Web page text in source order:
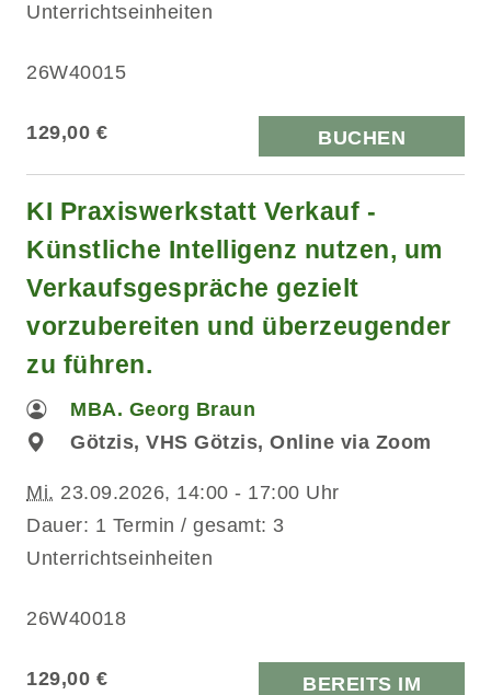
Unterrichtseinheiten
26W40015
129,00 € BUCHEN
KI Praxiswerkstatt Verkauf -
Künstliche Intelligenz nutzen, um
Verkaufsgespräche gezielt
vorzubereiten und überzeugender
zu führen.
MBA. Georg Braun
Götzis, VHS Götzis, Online via Zoom
Mi. 23.09.2026, 14:00 - 17:00 Uhr
Dauer: 1 Termin / gesamt: 3
Unterrichtseinheiten
26W40018
129,00 €
BEREITS IM